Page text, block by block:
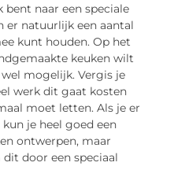
naar een speciale
er natuurlijk een aantal
kunt houden. Op het
keuken wilt
mogelijk. Vergis je
werk dit gaat kosten
moet letten. Als je er
je heel goed een
ontwerpen, maar
door een speciaal